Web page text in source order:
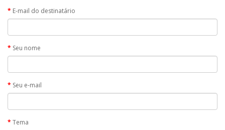
E-mail do destinatário
Seu nome
Seu e-mail
Tema